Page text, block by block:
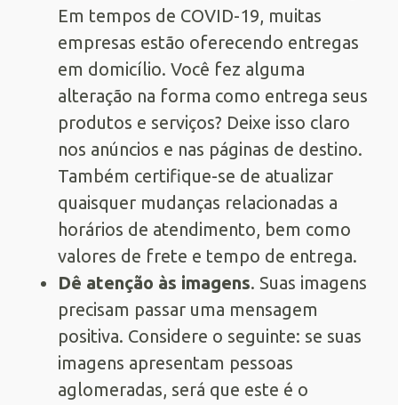
Em tempos de COVID-19, muitas
empresas estão oferecendo entregas
em domicílio. Você fez alguma
alteração na forma como entrega seus
produtos e serviços? Deixe isso claro
nos anúncios e nas páginas de destino.
Também certifique-se de atualizar
quaisquer mudanças relacionadas a
horários de atendimento, bem como
valores de frete e tempo de entrega.
Dê atenção às imagens. Suas imagens
precisam passar uma mensagem
positiva. Considere o seguinte: se suas
imagens apresentam pessoas
aglomeradas, será que este é o